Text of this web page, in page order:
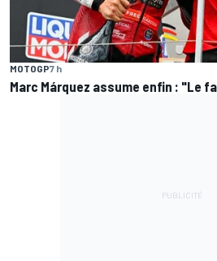
MOTOGP7 h
Marc Márquez assume enfin : "Le